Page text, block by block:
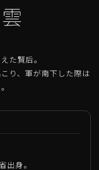
た賢后。
り、軍が南下した際は
出身。